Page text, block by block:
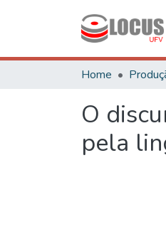
Home
O
pela